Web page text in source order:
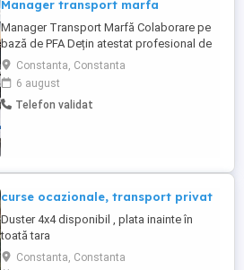
Manager transport marfa
Manager Transport Marfă Colaborare pe
bază de PFA Dețin atestat profesional de
Manager Transport Marfă și ofer servicii
de management pentru firmele de
transport rutier, în conformitate cu
legislația în vigoare. Colaborare pe bază
Constanta, Constanta
6 august
Telefon validat
curse ocazionale, transport privat
Duster 4x4 disponibil , plata inainte în
toată tara
Constanta, Constanta